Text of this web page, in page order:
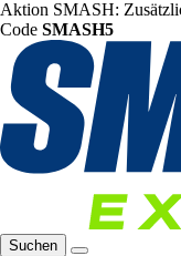
Aktion SMASH:
Code SMASH5
Suchen